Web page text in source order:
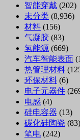
智能穿戴 (202)
未分类 (8,936)
材料 (156)
气凝胶 (83)
氢能源 (669)
汽车智能表面
热管理材料
环保材料 (6)
电子元器件
电感 (4)
硅电容器 (13)
碳化硅陶瓷 (83)
笔电 (242)